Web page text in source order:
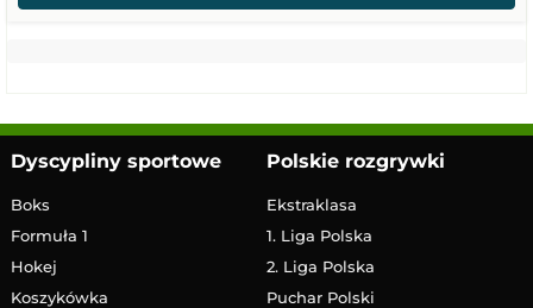
Dyscypliny sportowe
Boks
Formuła 1
Hokej
Koszykówka
Polskie rozgrywki
Ekstraklasa
1. Liga Polska
2. Liga Polska
Puchar Polski